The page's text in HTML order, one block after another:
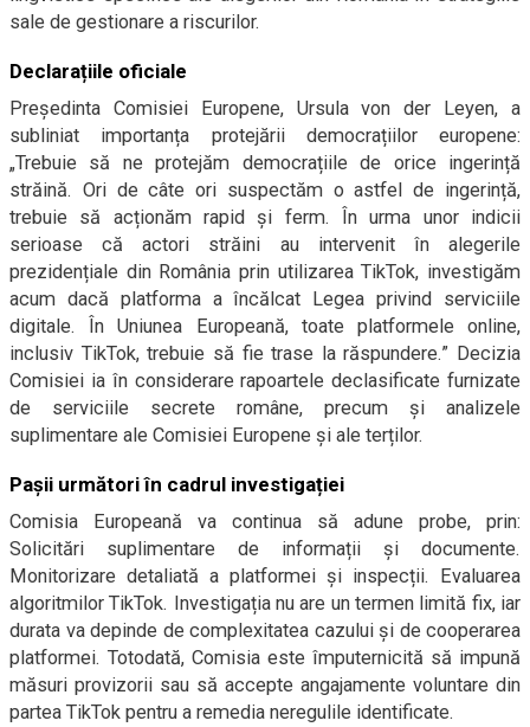
sale de gestionare a riscurilor.
Declarațiile oficiale
Președinta Comisiei Europene, Ursula von der Leyen, a
subliniat importanța protejării democrațiilor europene:
„Trebuie să ne protejăm democrațiile de orice ingerință
străină. Ori de câte ori suspectăm o astfel de ingerință,
trebuie să acționăm rapid și ferm. În urma unor indicii
serioase că actori străini au intervenit în alegerile
prezidențiale din România prin utilizarea TikTok, investigăm
acum dacă platforma a încălcat Legea privind serviciile
digitale. În Uniunea Europeană, toate platformele online,
inclusiv TikTok, trebuie să fie trase la răspundere.” Decizia
Comisiei ia în considerare rapoartele declasificate furnizate
de serviciile secrete române, precum și analizele
suplimentare ale Comisiei Europene și ale terților.
Pașii următori în cadrul investigației
Comisia Europeană va continua să adune probe, prin:
Solicitări suplimentare de informații și documente.
Monitorizare detaliată a platformei și inspecții. Evaluarea
algoritmilor TikTok. Investigația nu are un termen limită fix, iar
durata va depinde de complexitatea cazului și de cooperarea
platformei. Totodată, Comisia este împuternicită să impună
măsuri provizorii sau să accepte angajamente voluntare din
partea TikTok pentru a remedia neregulile identificate.